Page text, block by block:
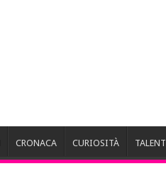
CRONACA CURIOSITÀ TALENT